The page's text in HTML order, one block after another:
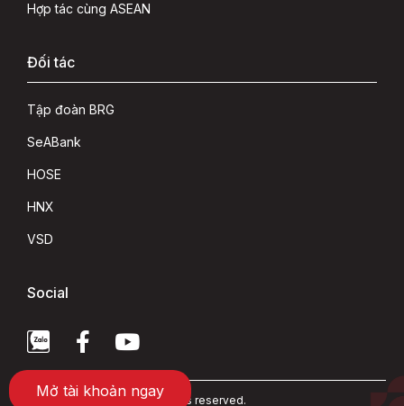
Hợp tác cùng ASEAN
Đối tác
Tập đoàn BRG
SeABank
HOSE
HNX
VSD
Social
Copyright 2022 © ASEAN rights reserved.
Mở tài khoản ngay